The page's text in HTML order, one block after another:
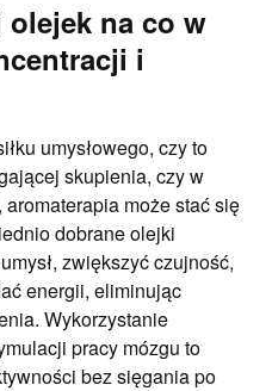
na co w
i
umysłowego, czy to
skupienia, czy w
może stać się
dobrane olejki
zwiększyć czujność,
energii, eliminując
Wykorzystanie
pracy mózgu to
bez sięgania po